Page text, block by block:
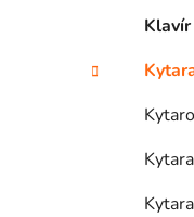
Klavír